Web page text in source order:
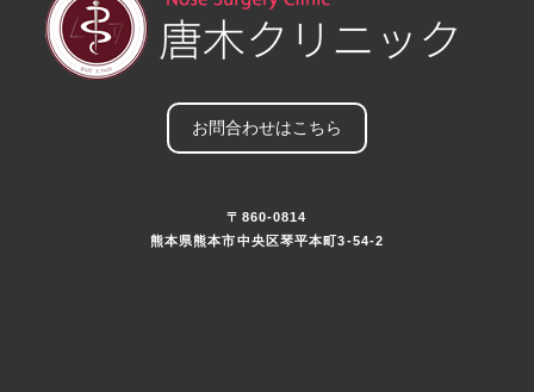
お問合わせはこちら
〒860-0814
熊本県熊本市中央区琴平本町3-54-2